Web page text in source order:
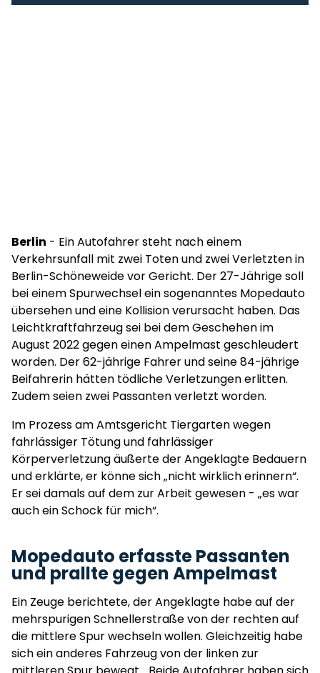
Berlin - Ein Autofahrer steht nach einem
Verkehrsunfall mit zwei Toten und zwei Verletzten in
Berlin-Schöneweide vor Gericht. Der 27-Jährige soll
bei einem Spurwechsel ein sogenanntes Mopedauto
übersehen und eine Kollision verursacht haben. Das
Leichtkraftfahrzeug sei bei dem Geschehen im
August 2022 gegen einen Ampelmast geschleudert
worden. Der 62-jährige Fahrer und seine 84-jährige
Beifahrerin hätten tödliche Verletzungen erlitten.
Zudem seien zwei Passanten verletzt worden.
Im Prozess am Amtsgericht Tiergarten wegen
fahrlässiger Tötung und fahrlässiger
Körperverletzung äußerte der Angeklagte Bedauern
und erklärte, er könne sich „nicht wirklich erinnern“.
Er sei damals auf dem zur Arbeit gewesen - „es war
auch ein Schock für mich“.
Mopedauto erfasste Passanten
und prallte gegen Ampelmast
Ein Zeuge berichtete, der Angeklagte habe auf der
mehrspurigen Schnellerstraße von der rechten auf
die mittlere Spur wechseln wollen. Gleichzeitig habe
sich ein anderes Fahrzeug von der linken zur